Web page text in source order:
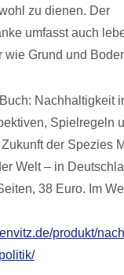
zu dienen. Der
umfasst auch
wie Grund und
Nachhaltigkeit
Spielregeln
der Spezies
Welt – in
38 Euro. Im
produkt/